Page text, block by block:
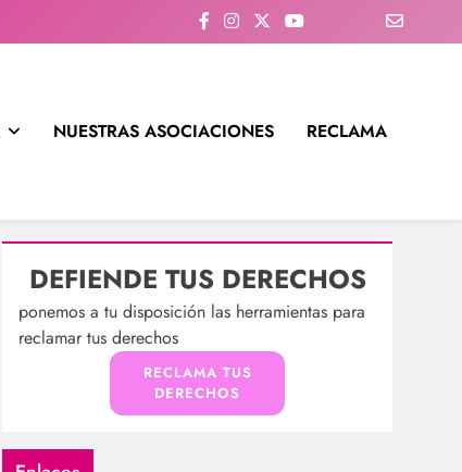
NUESTRAS ASOCIACIONES RECLAMA
DEFIENDE TUS DERECHOS
ponemos a tu disposición las herramientas para
reclamar tus derechos
RECLAMA TUS
DERECHOS